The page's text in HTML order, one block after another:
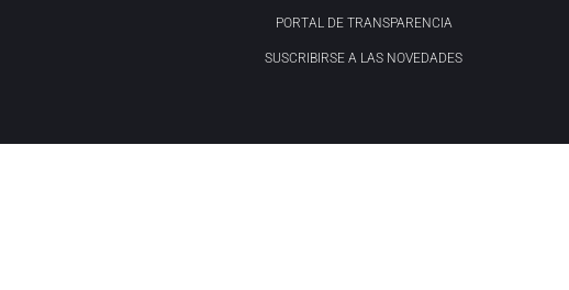
PORTAL DE TRANSPARENCIA
SUSCRIBIRSE A LAS NOVEDADES